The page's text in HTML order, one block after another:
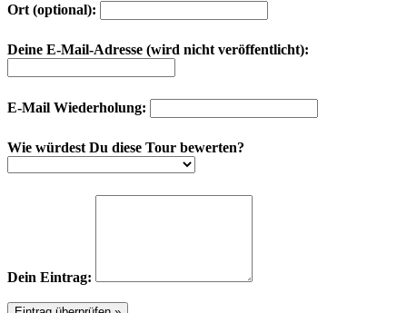
Ort (optional):
Deine E-Mail-Adresse (wird nicht veröffentlicht):
E-Mail Wiederholung:
Wie würdest Du diese Tour bewerten?
Dein Eintrag: